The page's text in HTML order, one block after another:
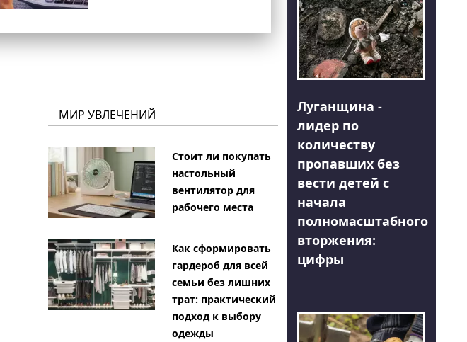
МИР УВЛЕЧЕНИЙ
Стоит ли покупать
настольный
вентилятор для
рабочего места
Как сформировать
гардероб для всей
семьи без лишних
трат: практический
подход к выбору
одежды
Луганщина -
лидер по
количеству
пропавших без
вести детей с
начала
полномасштабного
вторжения:
цифры